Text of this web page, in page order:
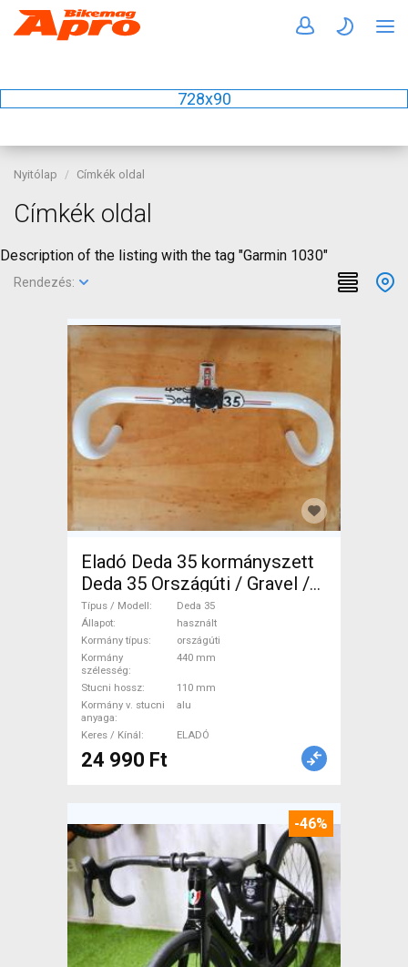
728x90
Nyitólap Címkék oldal
Címkék oldal
Description of the listing with the tag "Garmin 1030"
Rendezés:
Eladó Deda 35 kormányszett
Deda 35 Országúti / Gravel /
Triatlon Alkatrész, Országúti
Kormány / Stucni / Bandázs
használt ELADÓ
Típus / Modell
Deda 35
Állapot
használt
Kormány típus
országúti
Kormány
szélesség
440 mm
Stucni hossz
110 mm
Kormány v. stucni
anyaga
alu
Keres / Kínál ELADÓ
24 990 Ft
-46%